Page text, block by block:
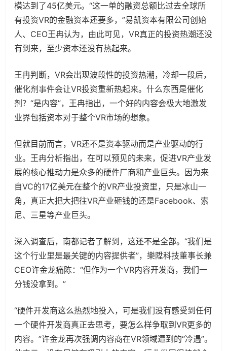
模达到了45亿美元。“这一单的融资总额比过去全球所
有投资VR的金融资本还要多，”易凯资本有限公司创始
人、CEO王冉认为，由此可见，VR真正的投资热潮还没
有到来，至少资本还没有热起来。
王冉判断，VR会出现波段性的投资热潮，冷却一段后，
催化剂事件会让VR投资重新热起来。什么东西是催化
剂？“是内容”，王冉指出，一个好的内容会极大地激发
业界包括资本对于整个VR市场的想象。
但就目前而言，VR还不是资本驱动而是产业驱动的行
业。王冉分析指出，在可以预见的未来，促进VR产业发
展的核心推动力是众多的硬件厂商和产业巨头。因为来
自VC的17亿美元在整个的VR产业投资里，只是冰山一
角，真正大把大把往VR产业砸钱的还是Facebook、索
尼、三星等产业巨头。
深入调查后，南都记者了解到，这还不是全部。“我们是
这个行业里是最关键的内容提供者”，樂陞科技董事长兼
CEO许金龙痛陈：“但作为一个VR内容开发商，我们一
分钱没拿到。”
“硬件开发商这么热烈地投入，可是我们没有感受到任何
一个硬件开发商真正去思考，要怎么样争取到VR更多的
内容。”许金龙再次强调内容商在VR领域遭到的“冷遇”。